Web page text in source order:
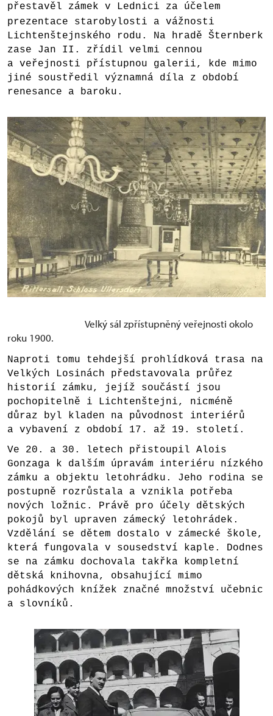
přestavěl zámek v Lednici za účelem
prezentace starobylosti a vážnosti
Lichtenštejnského rodu. Na hradě Šternberk
zase Jan II. zřídil velmi cennou
a veřejnosti přístupnou galerii, kde mimo
jiné soustředil významná díla z období
renesance a baroku.
Velký sál zpřístupněný veřejnosti okolo
roku 1900.
Naproti tomu tehdejší prohlídková trasa na
Velkých Losinách představovala průřez
historií zámku, jejíž součástí jsou
pochopitelně i Lichtenštejni, nicméně
důraz byl kladen na původnost interiérů
a vybavení z období 17. až 19. století.
Ve 20. a 30. letech přistoupil Alois
Gonzaga k dalším úpravám interiéru nízkého
zámku a objektu letohrádku. Jeho rodina se
postupně rozrůstala a vznikla potřeba
nových ložnic. Právě pro účely dětských
pokojů byl upraven zámecký letohrádek.
Vzdělání se dětem dostalo v zámecké škole,
která fungovala v sousedství kaple. Dodnes
se na zámku dochovala takřka kompletní
dětská knihovna, obsahující mimo
pohádkových knížek značné množství učebnic
a slovníků.